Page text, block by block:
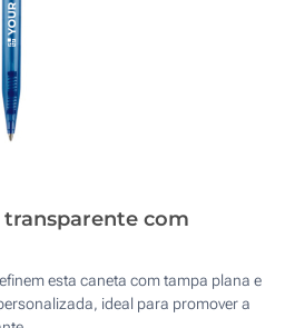
com
esta caneta com tampa plana e
ideal para promover a